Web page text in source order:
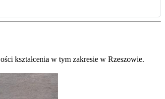
kształcenia w tym zakresie w Rzeszowie.